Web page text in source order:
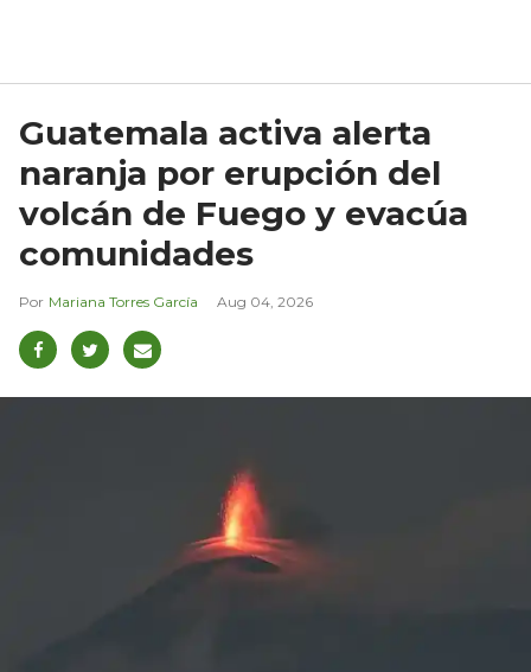
Guatemala activa alerta
naranja por erupción del
volcán de Fuego y evacúa
comunidades
Mariana Torres García Aug 04, 2026